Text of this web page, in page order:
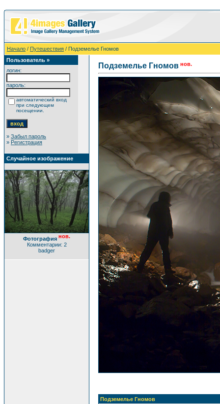
Начало / Путешествия / Подземелье Гномов
Пользователь »
логин:
пароль:
автоматический вход
при следующем
посещении.
» Забыл пароль
» Регистрация
Случайное изображение
Фотография нов.
Комментарии: 2
badger
Подземелье Гномов нов.
Подземелье Гномов